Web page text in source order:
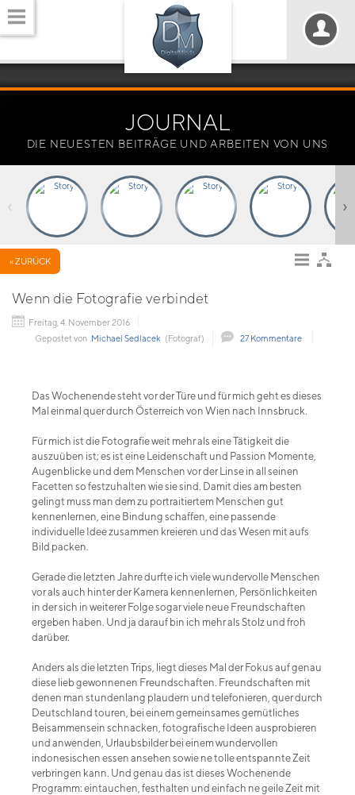
JOURNAL
DIE NEUESTEN BEITRÄGE UND ARBEITEN VON UNS
‹ ›
« ZURÜCK
Wenn die Fotografie verbindet
Freitag, 4. November 2016
Gepostet von Michael Sedlacek (Fotograf) 27 Kommentare
Das Wochenende steht vor der Türe und für mich geht es dieses
Mal einmal quer durch Österreich von Wien nach Innsbruck.
Für mich ist die Fotografie weit mehr als eine Tätigkeit die
auszuüben ist; es ist eine Leidenschaft und Passion Momente,
Augenblicke und dem Menschen vor der Linse in all seinen
Facetten so festzuhalten wie sie sind. Damit dies am besten
gelingt muss man dem zu portraitiertem Menschen gut
kennenlernen, eine Bindung schaffen, eine passende
individuelle Idee zusammen kreieren und das Wesen mit aufs
Bild packen.
Gerade die letzten Jahre durfte ich viele wundervolle Menschen
vor als auch hinter der Kamera kennenlernen, Persönlichkeiten
in der sich in weiterer Folge sogar viele neue Freundschaften
ergeben haben. Und ja darauf bin ich mehr als Stolz und froh
darüber.
Anders als die letzten Trips, liegt dieses Mal der Fokus auf genau
diese lieb gewonnenen Freundschaften. Freundschaften mit
denen man stundenlang plaudern und telefonieren, quer durch
Deutschland touren, bei einem gemeinsames gemütliches
Beisammensein schnacken, fotografische Ideen ausprobieren
und anwenden, Urlaubsbilder bei einem wundervollen
indonesischen essen ansehen sowie ne tolle entspannte Zeit
verbringen kann. Und genau das ist dieses Wochenende
Programm: eintauchen, festhalten und einfach ne geile Zeit mit